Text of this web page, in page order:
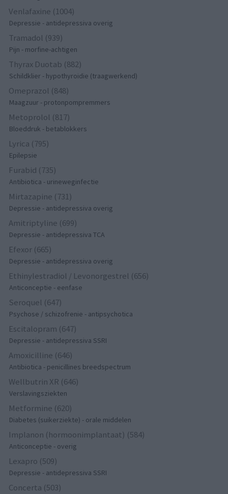
Venlafaxine (1004)
Depressie - antidepressiva overig
Tramadol (939)
Pijn - morfine-achtigen
Thyrax Duotab (882)
Schildklier - hypothyroidie (traagwerkend)
Omeprazol (848)
Maagzuur - protonpompremmers
Metoprolol (817)
Bloeddruk - betablokkers
Lyrica (795)
Epilepsie
Furabid (735)
Antibiotica - urineweginfectie
Mirtazapine (731)
Depressie - antidepressiva overig
Amitriptyline (699)
Depressie - antidepressiva TCA
Efexor (665)
Depressie - antidepressiva overig
Ethinylestradiol / Levonorgestrel (656)
Anticonceptie - eenfase
Seroquel (647)
Psychose / schizofrenie - antipsychotica
Escitalopram (647)
Depressie - antidepressiva SSRI
Amoxicilline (646)
Antibiotica - penicillines breedspectrum
Wellbutrin XR (646)
Verslavingsziekten
Metformine (620)
Diabetes (suikerziekte) - orale middelen
Implanon (hormoonimplantaat) (584)
Anticonceptie - overig
Lexapro (509)
Depressie - antidepressiva SSRI
Concerta (503)